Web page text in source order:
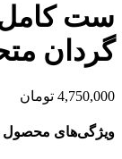
ست
گردان
4,750,000 تومان
ویژگی‌های محصول